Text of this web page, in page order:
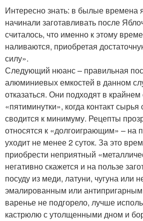
Интересно знать: в былые времена
начинали заготавливать после
считалось, что именно к этому
наливаются, приобретая
силу».
Следующий нюанс – правильная
алюминиевых емкостей в данном
отказаться. Они подходят в
«пятиминутки», когда контакт
сводится к минимуму. Рецепты
относятся к «долгоиграющим» – на
уходит не менее 2 суток. За это
приобрести неприятный
негативно скажется и на пользе
посуду из меди, латуни, чугуна или
эмалированным или
варенье не подгорело, лучше
кастрюлю с утолщенными дном и